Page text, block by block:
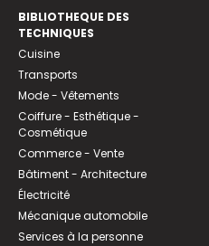
BIBLIOTHEQUE DES
TECHNIQUES
Cuisine
Transports
Mode - Vêtements
Coiffure - Esthétique -
Cosmétique
Commerce - Vente
Bâtiment - Architecture
Électricité
Mécanique automobile
Services à la personne